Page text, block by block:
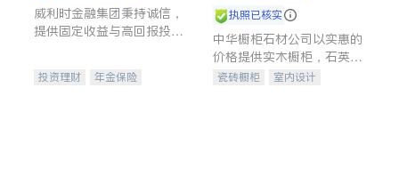
威利时金融集团秉持诚信，
提供固定收益与高回报投资
合，助力客户实现目标
投资理财
年金保险
执照已核实
中华橱柜石材公司以实惠的
价格提供实木橱柜，石英石
台面，多种优质不锈钢水
瓷砖橱柜
室内设计